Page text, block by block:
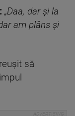
„Daa, dar și la
am plâns și
să